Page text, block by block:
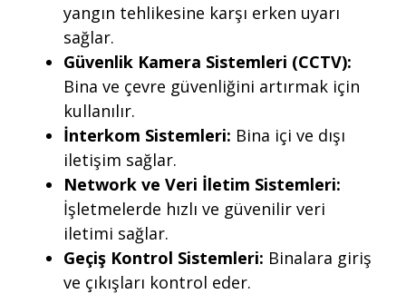
yangın tehlikesine karşı erken uyarı
sağlar.
Güvenlik Kamera Sistemleri (CCTV):
Bina ve çevre güvenliğini artırmak için
kullanılır.
İnterkom Sistemleri: Bina içi ve dışı
iletişim sağlar.
Network ve Veri İletim Sistemleri:
İşletmelerde hızlı ve güvenilir veri
iletimi sağlar.
Geçiş Kontrol Sistemleri: Binalara giriş
ve çıkışları kontrol eder.